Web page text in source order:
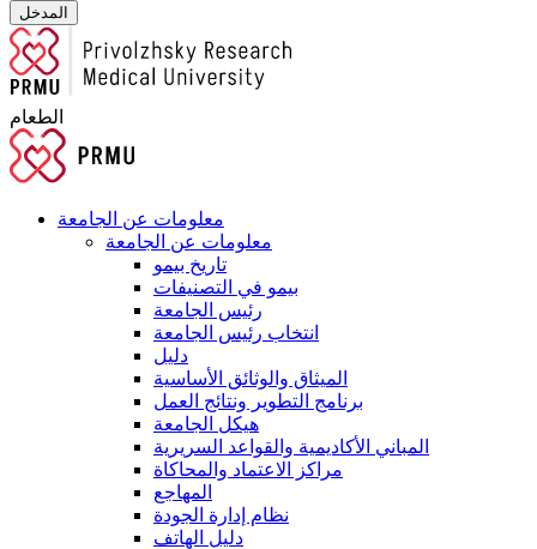
المدخل
الطعام
معلومات عن الجامعة
معلومات عن الجامعة
تاريخ بيمو
بيمو في التصنيفات
رئيس الجامعة
انتخاب رئيس الجامعة
دليل
الميثاق والوثائق الأساسية
برنامج التطوير ونتائج العمل
هيكل الجامعة
المباني الأكاديمية والقواعد السريرية
مراكز الاعتماد والمحاكاة
المهاجع
نظام إدارة الجودة
دليل الهاتف